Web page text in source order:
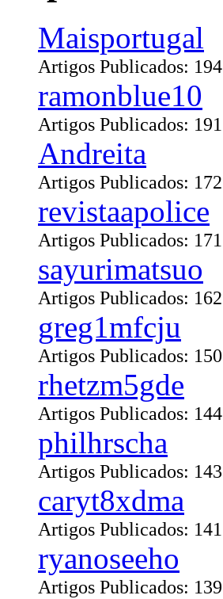
Maisportugal
Artigos Publicados: 194
ramonblue10
Artigos Publicados: 191
Andreita
Artigos Publicados: 172
revistaapolice
Artigos Publicados: 171
sayurimatsuo
Artigos Publicados: 162
greg1mfcju
Artigos Publicados: 150
rhetzm5gde
Artigos Publicados: 144
philhrscha
Artigos Publicados: 143
caryt8xdma
Artigos Publicados: 141
ryanoseeho
Artigos Publicados: 139